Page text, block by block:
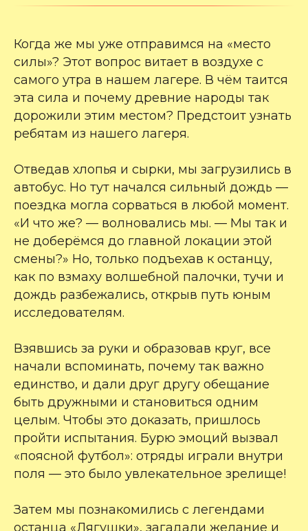
Когда же мы уже отправимся на «место
силы»? Этот вопрос витает в воздухе с
самого утра в нашем лагере. В чём таится
эта сила и почему древние народы так
дорожили этим местом? Предстоит узнать
ребятам из нашего лагеря.
Отведав хлопья и сырки, мы загрузились в
автобус. Но тут начался сильный дождь —
поездка могла сорваться в любой момент.
«И что же? — волновались мы. — Мы так и
не доберёмся до главной локации этой
смены?» Но, только подъехав к останцу,
как по взмаху волшебной палочки, тучи и
дождь разбежались, открыв путь юным
исследователям.
Взявшись за руки и образовав круг, все
начали вспоминать, почему так важно
единство, и дали друг другу обещание
быть дружными и становиться одним
целым. Чтобы это доказать, пришлось
пройти испытания. Бурю эмоций вызвал
«поясной футбол»: отряды играли внутри
поля — это было увлекательное зрелище!
Затем мы познакомились с легендами
останца «Лягушки», загадали желание и